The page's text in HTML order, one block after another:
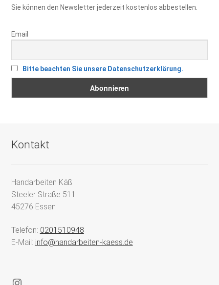
Sie können den Newsletter jederzeit kostenlos abbestellen.
Email
Bitte beachten Sie unsere Datenschutzerklärung.
Kontakt
Handarbeiten Käß
Steeler Straße 511
45276 Essen
Telefon: 0201510948
E-Mail: info@handarbeiten-kaess.de